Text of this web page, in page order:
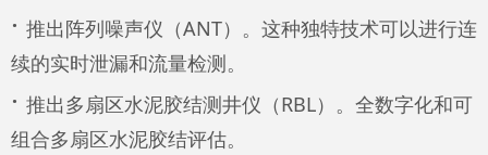
· 推出阵列噪声仪（ANT）。这种独特技术可以进行连
续的实时泄漏和流量检测。
· 推出多扇区水泥胶结测井仪（RBL）。全数字化和可
组合多扇区水泥胶结评估。